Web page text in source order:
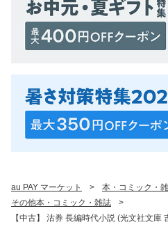
au PAY マーケット > 本・コミック・
その他本・コミック・雑誌
>
【中古】 沽券 長編時代小説 (光文社文庫